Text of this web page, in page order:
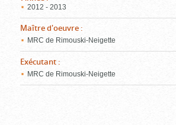
2012 - 2013
Maître d'oeuvre :
MRC de Rimouski-Neigette
Exécutant :
MRC de Rimouski-Neigette